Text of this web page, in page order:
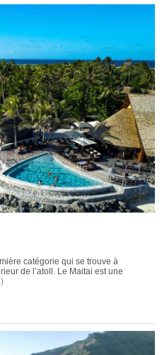
catégorie qui se trouve à
de l’atoll. Le Maitai est une